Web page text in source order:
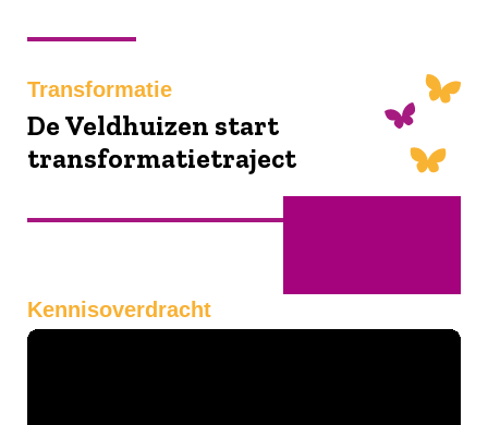
Transformatie
De Veldhuizen start
transformatietraject
Kennisoverdracht